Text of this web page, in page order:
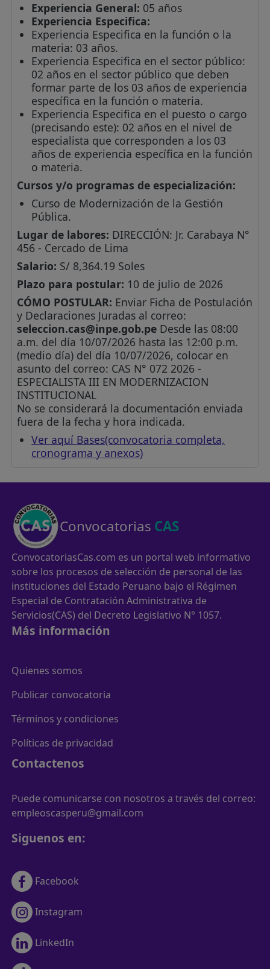
Experiencia General: 05 años
Experiencia Especifica:
Experiencia Especifica en la función o la
materia: 03 años.
Experiencia Especifica en el sector público:
02 años en el sector público que deben
formar parte de los 03 años de experiencia
específica en la función o materia.
Experiencia Especifica en el puesto o cargo
(precisando este): 02 años en el nivel de
especialista que corresponden a los 03
años de experiencia específica en la función
o materia.
Cursos y/o programas de especialización:
Curso de Modernización de la Gestión
Pública.
Lugar de labores: DIRECCIÓN: Jr. Carabaya N°
456 - Cercado de Lima
Salario: S/ 8,364.19 Soles
Plazo para postular: 10 de julio de 2026
CÓMO POSTULAR: Enviar Ficha de Postulación
y Declaraciones Juradas al correo:
seleccion.cas@inpe.gob.pe Desde las 08:00
a.m. del día 10/07/2026 hasta las 12:00 p.m.
(medio día) del día 10/07/2026, colocar en
asunto del correo: CAS N° 072 2026 -
ESPECIALISTA III EN MODERNIZACION
INSTITUCIONAL
No se considerará la documentación enviada
fuera de la fecha y hora indicada.
Ver aquí Bases(convocatoria completa,
cronograma y anexos)
Convocatorias CAS
ConvocatoriasCas.com es un portal web informativo
sobre los procesos de selección de personal de las
instituciones del Estado Peruano bajo el Régimen
Especial de Contratación Administrativa de
Servicios(CAS) del Decreto Legislativo N° 1057.
Más información
Quienes somos
Publicar convocatoria
Términos y condiciones
Políticas de privacidad
Contactenos
Puede comunicarse con nosotros a través del correo:
empleoscasperu@gmail.com
Siguenos en:
Facebook
Instagram
LinkedIn